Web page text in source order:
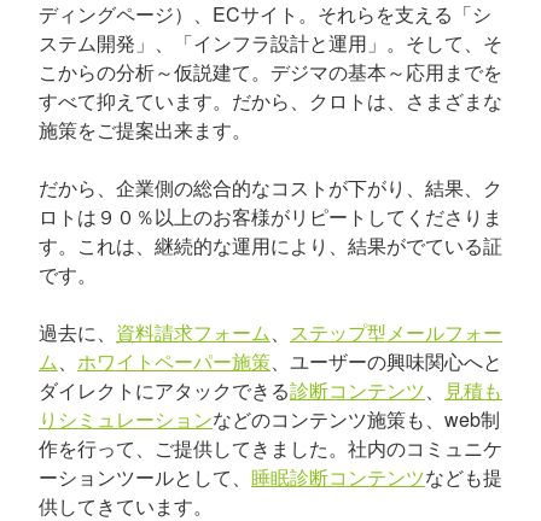
ディングページ）、ECサイト。それらを支える「シ
ステム開発」、「インフラ設計と運用」。そして、そ
こからの分析～仮説建て。デジマの基本～応用までを
すべて抑えています。だから、クロトは、さまざまな
施策をご提案出来ます。
だから、企業側の総合的なコストが下がり、結果、ク
ロトは９０％以上のお客様がリピートしてくださりま
す。これは、継続的な運用により、結果がでている証
です。
過去に、 資料請求フォーム、 ステップ型メールフォー
ム、 ホワイトペーパー施策、ユーザーの興味関心へと
ダイレクトにアタックできる診断コンテンツ、
見積も
りシミュレーションなどのコンテンツ施策も、web制
作を行って、ご提供してきました。社内のコミュニケ
ーションツールとして、 睡眠診断コンテンツなども提
供してきています。